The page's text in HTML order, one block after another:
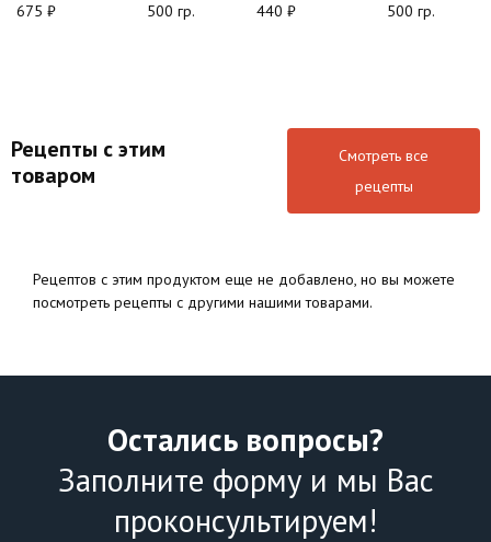
675 ₽ 500 гр. 440 ₽ 500 гр.
Рецепты с этим
товаром
Смотреть все
рецепты
Рецептов с этим продуктом еще не добавлено, но вы можете
посмотреть рецепты с другими нашими товарами.
Остались вопросы?
Заполните форму и мы Вас
проконсультируем!